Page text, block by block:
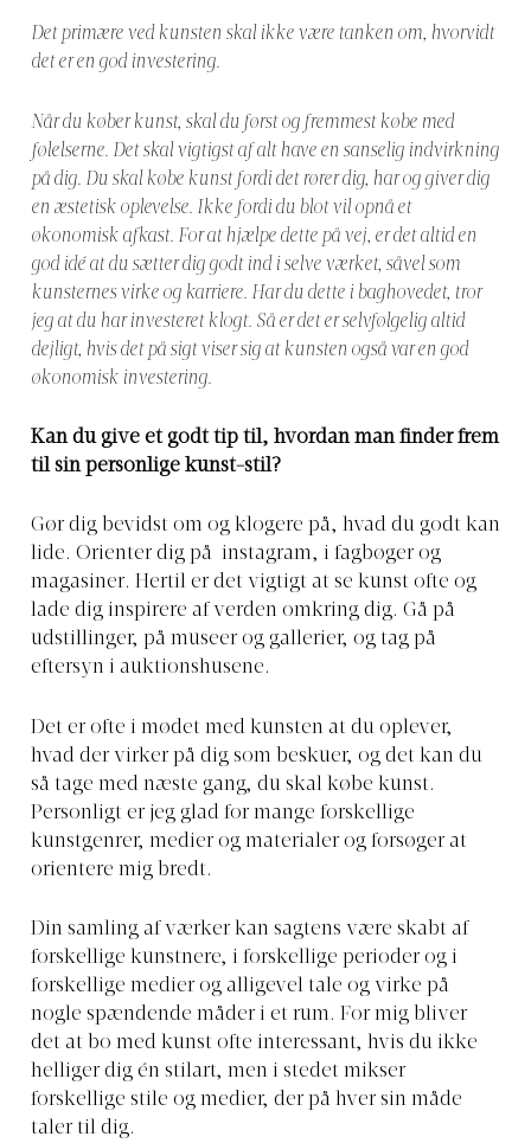
Det primære ved kunsten skal ikke være tanken om, hvorvidt
det er en god investering.
Når du køber kunst, skal du først og fremmest købe med
følelserne. Det skal vigtigst af alt have en sanselig indvirkning
på dig. Du skal købe kunst fordi det rører dig, har og giver dig
en æstetisk oplevelse. Ikke fordi du blot vil opnå et
økonomisk afkast. For at hjælpe dette på vej, er det altid en
god idé at du sætter dig godt ind i selve værket, såvel som
kunsternes virke og karriere. Har du dette i baghovedet, tror
jeg at du har investeret klogt. Så er det er selvfølgelig altid
dejligt, hvis det på sigt viser sig at kunsten også var en god
økonomisk investering.
Kan du give et godt tip til, hvordan man finder frem
til sin personlige kunst-stil?
Gør dig bevidst om og klogere på, hvad du godt kan
lide. Orienter dig på instagram, i fagbøger og
magasiner. Hertil er det vigtigt at se kunst ofte og
lade dig inspirere af verden omkring dig. Gå på
udstillinger, på museer og gallerier, og tag på
eftersyn i auktionshusene.
Det er ofte i mødet med kunsten at du oplever,
hvad der virker på dig som beskuer, og det kan du
så tage med næste gang, du skal købe kunst.
Personligt er jeg glad for mange forskellige
kunstgenrer, medier og materialer og forsøger at
orientere mig bredt.
Din samling af værker kan sagtens være skabt af
forskellige kunstnere, i forskellige perioder og i
forskellige medier og alligevel tale og virke på
nogle spændende måder i et rum. For mig bliver
det at bo med kunst ofte interessant, hvis du ikke
helliger dig én stilart, men i stedet mikser
forskellige stile og medier, der på hver sin måde
taler til dig.